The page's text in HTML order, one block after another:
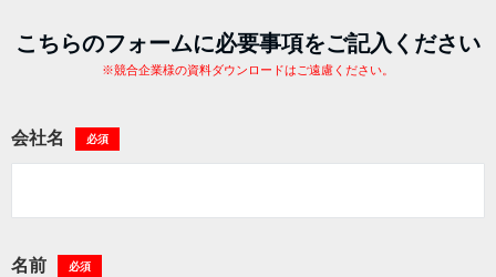
こちらのフォームに必要事項をご記入ください
※競合企業様の資料ダウンロードはご遠慮ください。
会社名 必須
名前 必須